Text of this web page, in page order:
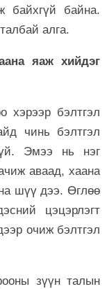
байхгүй байна.
алга.
яаж хийдэг
хэрээр бэлтгэл
чинь бэлтгэл
Эмээ нь нэг
аваад, хаана
шүү дээ. Өглөө
цэцэрлэгт
очиж бэлтгэл
зүүн талын